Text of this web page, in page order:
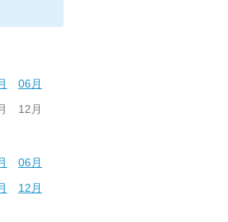
06月
12月
06月
12月